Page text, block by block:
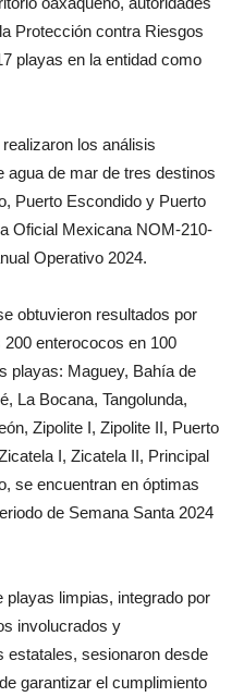
Protección contra Riesgos
playas en la entidad como
los análisis
agua de mar de tres destinos
Puerto Escondido y Puerto
Oficial Mexicana NOM-210-
Operativo 2024.
obtuvieron resultados por
enterococos en 100
playas: Maguey, Bahía de
La Bocana, Tangolunda,
Zipolite I, Zipolite II, Puerto
I, Zicatela II, Principal
se encuentran en óptimas
de Semana Santa 2024
limpias, integrado por
involucrados y
estatales, sesionaron desde
garantizar el cumplimiento